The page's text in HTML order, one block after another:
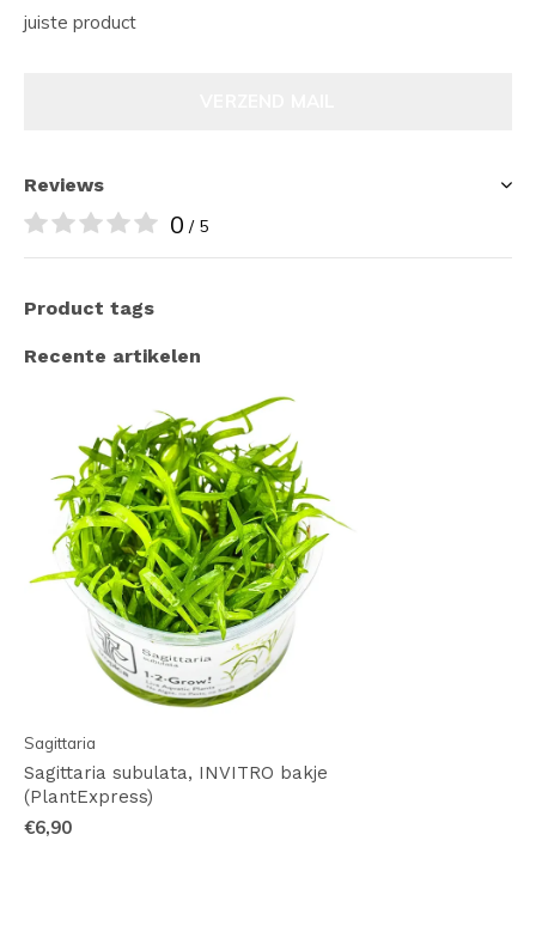
juiste product
Reviews
0 / 5
Product tags
Recente artikelen
Sagittaria
Sagittaria subulata, INVITRO bakje
(PlantExpress)
€6,90